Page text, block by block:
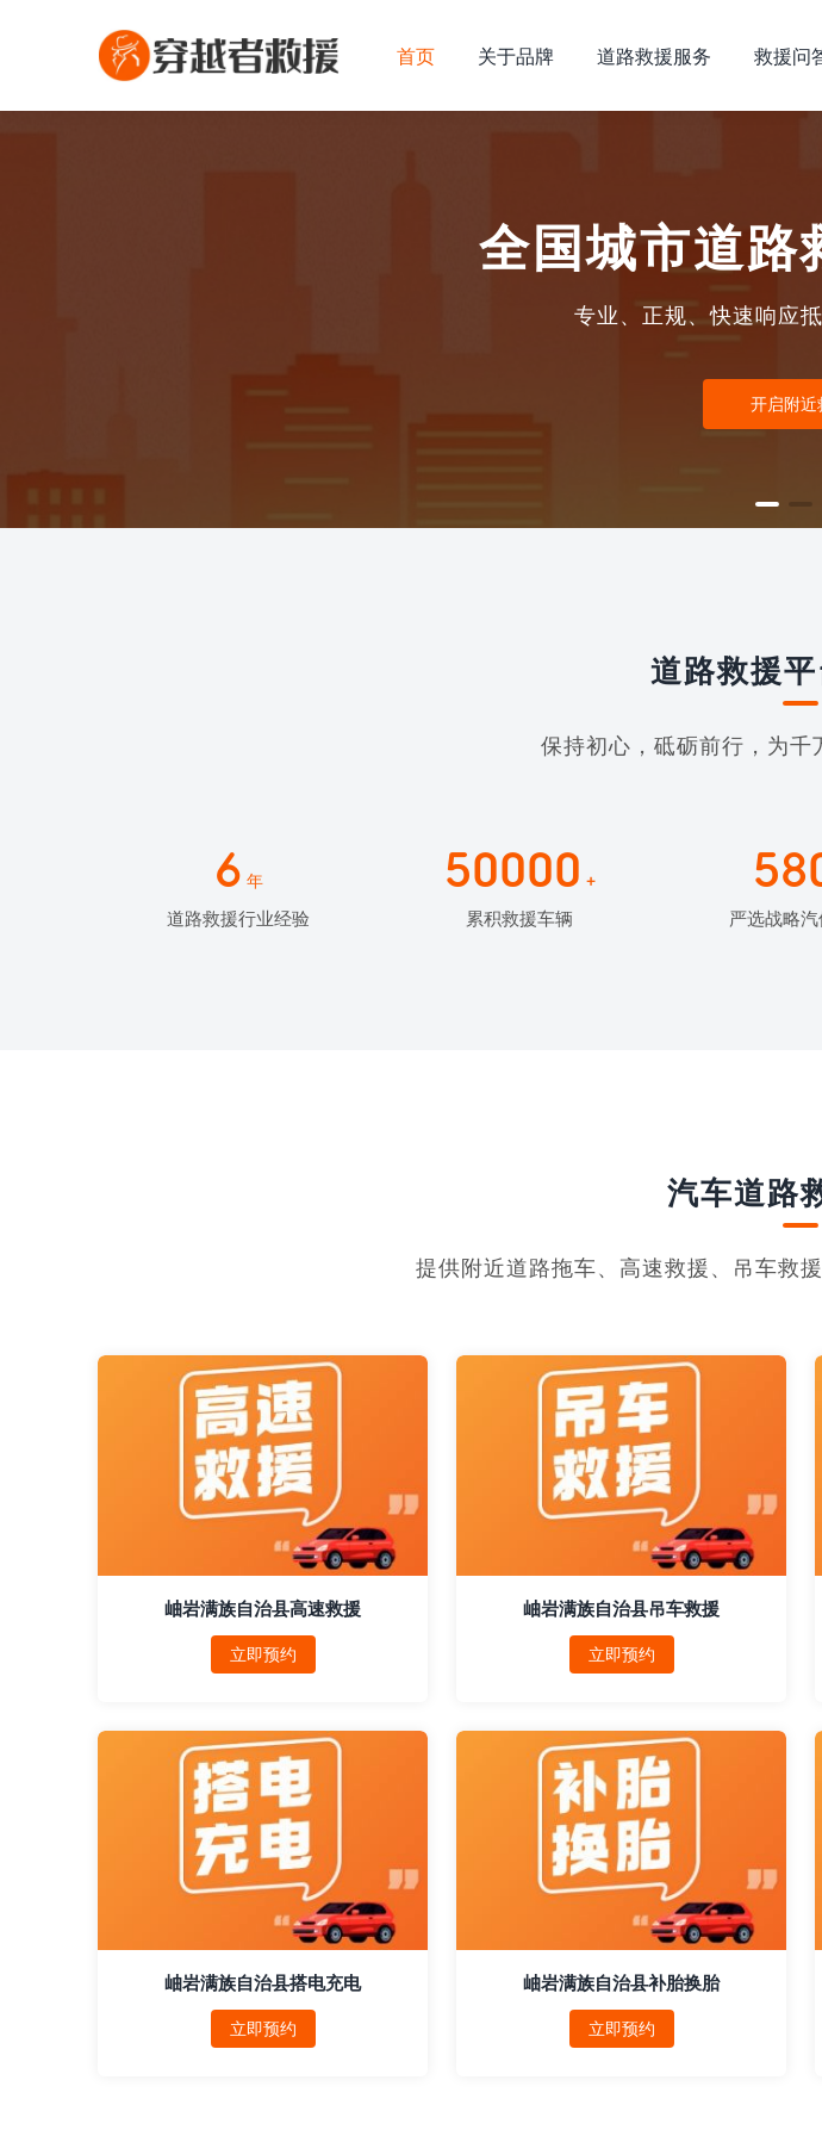
首页 关于品牌 道路救援服务 救援问
全国城市道路
专业、正规、快速响应
开启附近
道路救援平
保持初心，砥砺前行，为千
6 年
道路救援行业经验
50000 +
累积救援车辆 严选战略
汽车道路
提供附近道路拖车、高速救援、吊车救
岫岩满族自治县高速救援
立即预约
岫岩满族自治县吊车救援
立即预约
岫岩满族自治县搭电充电
立即预约
岫岩满族自治县补胎换胎
立即预约